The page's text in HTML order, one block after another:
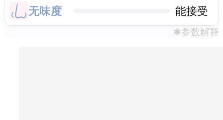
无味度 能接受
✱参数解释